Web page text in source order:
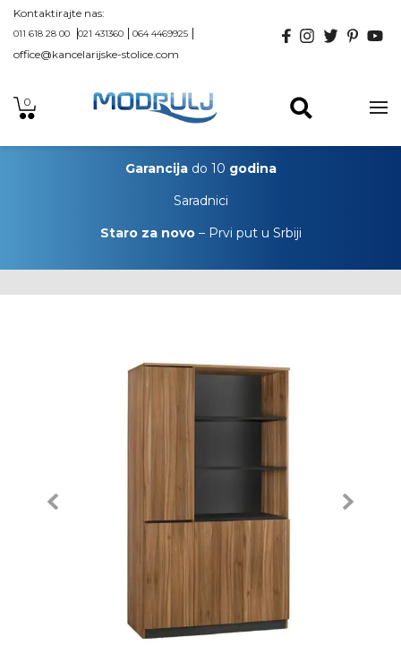
Kontaktirajte nas:
011 618 28 00 021 431360 064 4469925
office@kancelarijske-stolice.com
0
Garancijado 10 godina
Saradnici
Staro za novo– Prvi put u Srbiji
Previous Next